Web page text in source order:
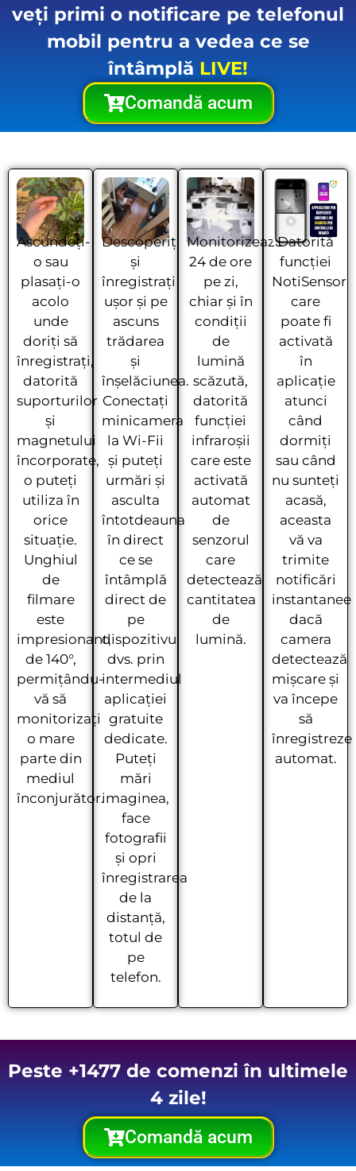
veți primi o notificare pe telefonul
mobil pentru a vedea ce se
întâmplă LIVE!
Comandă acum
Ascundeți-
o sau
plasați-o
acolo
unde
doriți să
înregistrați,
datorită
suporturilor
și
magnetului
încorporate,
o puteți
utiliza în
orice
situație.
Unghiul
de
filmare
este
impresionant,
de 140°,
permițându-
vă să
monitorizați
o mare
parte din
mediul
înconjurător.
Descoperiți
și
înregistrați
ușor și pe
ascuns
trădarea
și
înșelăciunea.
Conectați
minicamera
la Wi-Fii
și puteți
urmări și
asculta
întotdeauna
în direct
ce se
întâmplă
direct de
pe
dispozitivul
dvs. prin
intermediul
aplicației
gratuite
dedicate.
Puteți
mări
imaginea,
face
fotografii
și opri
înregistrarea
de la
distanță,
totul de
pe
telefon.
Monitorizează
24 de ore
pe zi,
chiar și în
condiții
de
lumină
scăzută,
datorită
funcției
infraroșii
care este
activată
automat
de
senzorul
care
detectează
cantitatea
de
lumină.
Datorită
funcției
NotiSensor
care
poate fi
activată
în
aplicație
atunci
când
dormiți
sau când
nu sunteți
acasă,
aceasta
vă va
trimite
notificări
instantanee
dacă
camera
detectează
mișcare și
va începe
să
înregistreze
automat.
Peste +1477 de comenzi în ultimele
4 zile!
Comandă acum